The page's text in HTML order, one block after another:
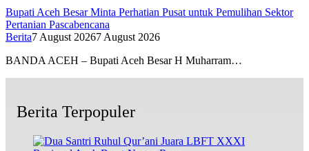
Bupati Aceh Besar Minta Perhatian Pusat untuk Pemulihan Sektor
Pertanian Pascabencana
Berita7 August 20267 August 2026
BANDA ACEH – Bupati Aceh Besar H Muharram…
Berita Terpopuler